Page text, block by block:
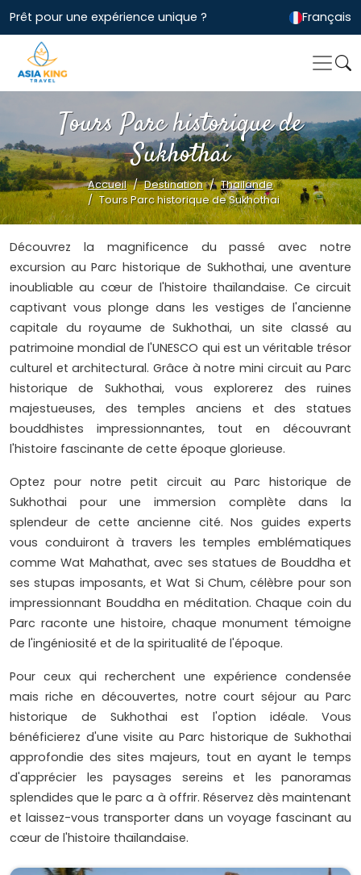
Prêt pour une expérience unique ? Français
Tours Parc historique de
Sukhothai
Accueil Destination
Thailande
Tours Parc historique de Sukhothai
Découvrez la magnificence du passé avec notre
excursion au Parc historique de Sukhothai, une aventure
inoubliable au cœur de l'histoire thaïlandaise. Ce circuit
captivant vous plonge dans les vestiges de l'ancienne
capitale du royaume de Sukhothai, un site classé au
patrimoine mondial de l'UNESCO qui est un véritable trésor
culturel et architectural. Grâce à notre mini circuit au Parc
historique de Sukhothai, vous explorerez des ruines
majestueuses, des temples anciens et des statues
bouddhistes impressionnantes, tout en découvrant
l'histoire fascinante de cette époque glorieuse.
Optez pour notre petit circuit au Parc historique de
Sukhothai pour une immersion complète dans la
splendeur de cette ancienne cité. Nos guides experts
vous conduiront à travers les temples emblématiques
comme Wat Mahathat, avec ses statues de Bouddha et
ses stupas imposants, et Wat Si Chum, célèbre pour son
impressionnant Bouddha en méditation. Chaque coin du
Parc raconte une histoire, chaque monument témoigne
de l'ingéniosité et de la spiritualité de l'époque.
Pour ceux qui recherchent une expérience condensée
mais riche en découvertes, notre court séjour au Parc
historique de Sukhothai est l'option idéale. Vous
bénéficierez d'une visite au Parc historique de Sukhothai
approfondie des sites majeurs, tout en ayant le temps
d'apprécier les paysages sereins et les panoramas
splendides que le parc a à offrir. Réservez dès maintenant
et laissez-vous transporter dans un voyage fascinant au
cœur de l'histoire thaïlandaise.